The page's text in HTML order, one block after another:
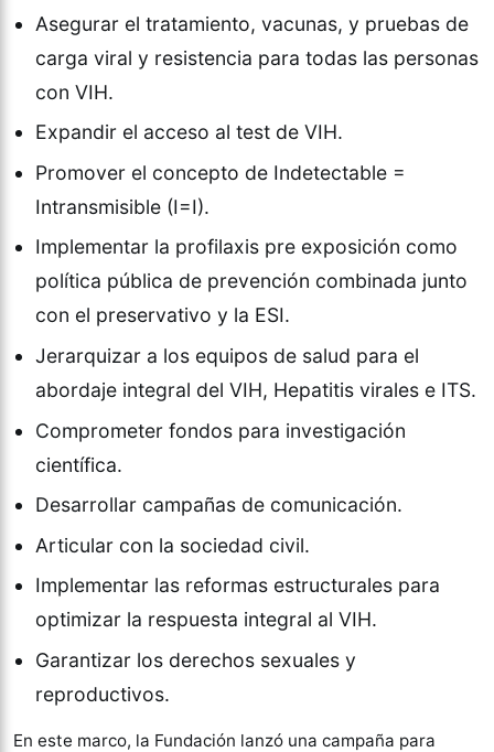
Asegurar el tratamiento, vacunas, y pruebas de
carga viral y resistencia para todas las personas
con VIH.
Expandir el acceso al test de VIH.
Promover el concepto de Indetectable =
Intransmisible (I=I).
Implementar la profilaxis pre exposición como
política pública de prevención combinada junto
con el preservativo y la ESI.
Jerarquizar a los equipos de salud para el
abordaje integral del VIH, Hepatitis virales e ITS.
Comprometer fondos para investigación
científica.
Desarrollar campañas de comunicación.
Articular con la sociedad civil.
Implementar las reformas estructurales para
optimizar la respuesta integral al VIH.
Garantizar los derechos sexuales y
reproductivos.
En este marco, la Fundación lanzó una campaña para